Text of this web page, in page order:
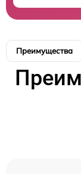
Преимущества